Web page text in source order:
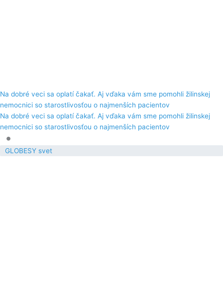
Na dobré veci sa oplatí čakať. Aj vďaka vám sme pomohli žilinskej
nemocnici so starostlivosťou o najmenších pacientov
Na dobré veci sa oplatí čakať. Aj vďaka vám sme pomohli žilinskej
nemocnici so starostlivosťou o najmenších pacientov
•
GLOBESY svet